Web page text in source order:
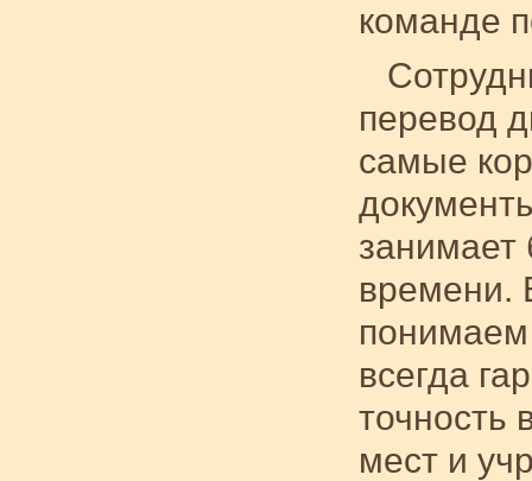
команде
перевод
самые
занимает
времени.
всегда
точность
мест и